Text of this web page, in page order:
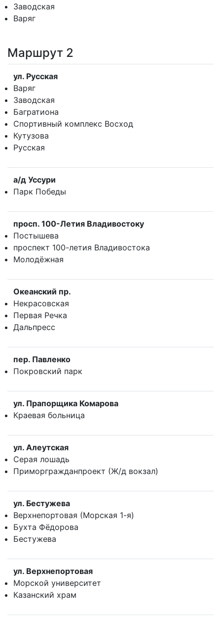
Заводская
Варяг
Маршрут 2
ул. Русская
Варяг
Заводская
Багратиона
Спортивный комплекс Восход
Кутузова
Русская
а/д Уссури
Парк Победы
просп. 100-Летия Владивостокy
Постышева
проспект 100-летия Владивостока
Молодёжная
Океанский пр.
Некрасовская
Первая Речка
Дальпресс
пер. Павленко
Покровский парк
ул. Прапорщика Комарова
Краевая больница
ул. Алеутская
Серая лошадь
Приморгражданпроект (Ж/д вокзал)
ул. Бестужева
Верхнепортовая (Морская 1-я)
Бухта Фёдорова
Бестужева
ул. Верхнепортовая
Морской университет
Казанский храм